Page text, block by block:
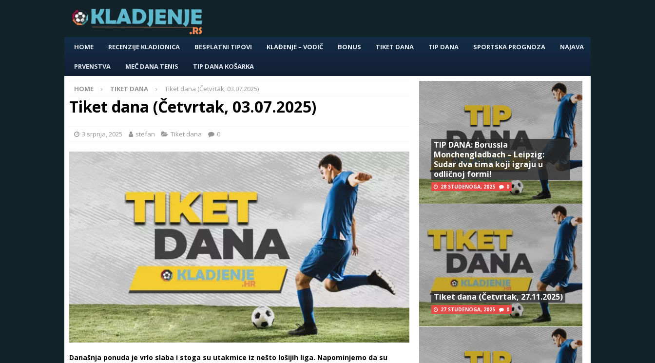
HOME RECENZIJE KLADIONICA BESPLATNI TIPOVI KLAĐENJE – VODIČ BONUS TIKET DANA TIP DANA SPORTSKA PROGNOZA NAJAVA
PRVENSTVA MEČ DANA TENIS TIP DANA KOŠARKA
HOME TIKET DANA Tiket dana (Četvrtak, 03.07.2025)
Tiket dana (Četvrtak, 03.07.2025)
3 srpnja, 2025 stefan Tiket dana 0
Današnja ponuda je vrlo slaba i stoga su utakmice iz nešto lošijih liga. Napominjemo da su
TIP DANA: Borussia
Monchengladbach – Leipzig:
Sudar dva tima koji igraju u
odličnoj formi!
28 STUDENOGA, 2025 0
Tiket dana (Četvrtak, 27.11.2025)
27 STUDENOGA, 2025 0